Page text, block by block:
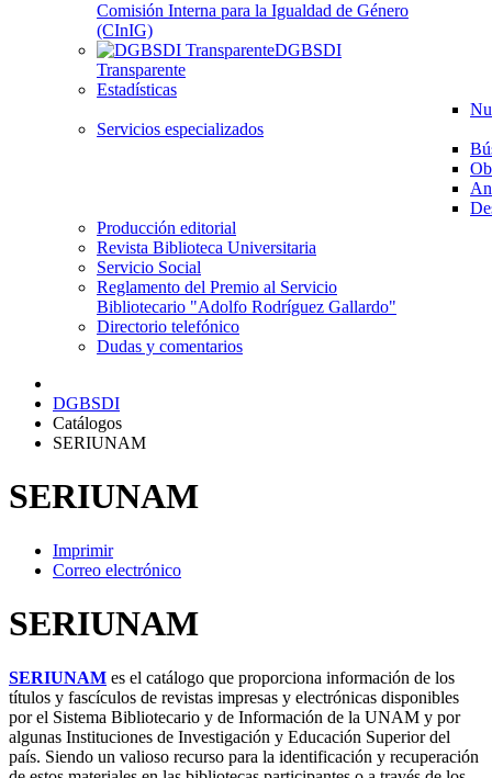
Comisión Interna para la Igualdad de Género
(CInIG)
DGBSDI
Transparente
Estadísticas
Servicios especializados
Producción editorial
Revista Biblioteca Universitaria
Servicio Social
Reglamento del Premio al Servicio
Bibliotecario "Adolfo Rodríguez Gallardo"
Directorio telefónico
Dudas y comentarios
DGBSDI
Catálogos
SERIUNAM
SERIUNAM
Imprimir
Correo electrónico
SERIUNAM
SERIUNAM es el catálogo que proporciona información de los
títulos y fascículos de revistas impresas y electrónicas disponibles
por el Sistema Bibliotecario y de Información de la UNAM y por
algunas Instituciones de Investigación y Educación Superior del
país. Siendo un valioso recurso para la identificación y recuperación